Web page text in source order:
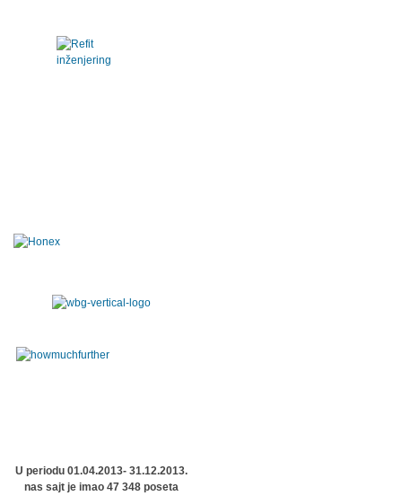
U periodu 01.04.2013- 31.12.2013.
nas sajt je imao 47 348 poseta